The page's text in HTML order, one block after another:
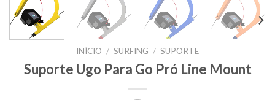
INÍCIO / SURFING / SUPORTE
Suporte Ugo Para Go Pró Line Mount